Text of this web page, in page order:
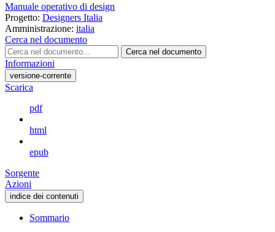
Manuale operativo di design
Progetto: Designers Italia
Amministrazione: italia
Cerca nel documento
Cerca nel documento
Informazioni
versione-corrente
Scarica
pdf
html
epub
Sorgente
Azioni
indice dei contenuti
Sommario